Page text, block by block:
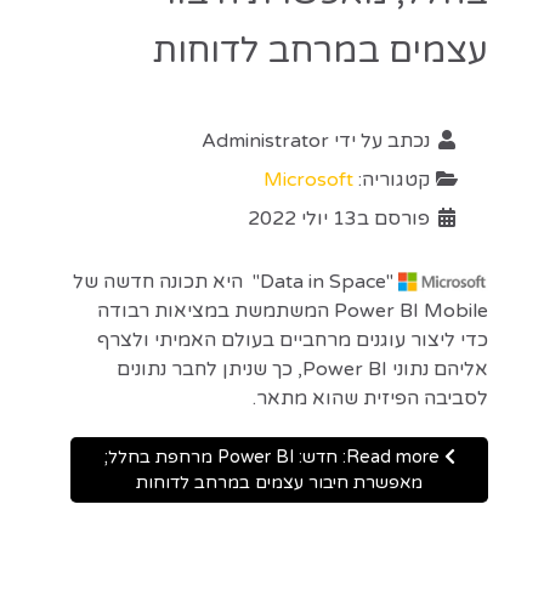
עצמים במרחב לדוחות
נכתב על ידי Administrator
קטגוריה: Microsoft
פורסם ב13 יולי 2022
"Data in Space" היא תכונה חדשה של
Power BI Mobile המשתמשת במציאות רבודה
כדי ליצור עוגנים מרחביים בעולם האמיתי ולצרף
אליהם נתוני Power BI, כך שניתן לחבר נתונים
לסביבה הפיזית שהוא מתאר.
Read more: חדש: Power BI מרחפת בחלל;
מאפשרת חיבור עצמים במרחב לדוחות